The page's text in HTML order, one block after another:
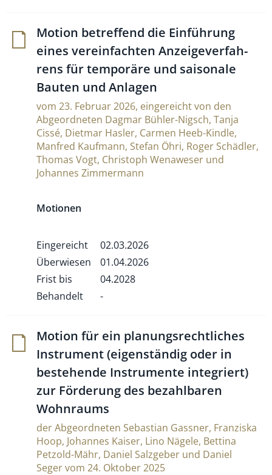
Motion betref­fend die Ein­füh­rung
eines verein­fachten Anzei­ge­ver­fah­
rens für tem­po­räre und sai­so­nale
Bauten und Anlagen
vom 23. Februar 2026, eingereicht von den
Abgeordneten Dagmar Bühler-Nigsch, Tanja
Cissé, Dietmar Hasler, Carmen Heeb-Kindle,
Manfred Kaufmann, Stefan Öhri, Roger Schädler,
Thomas Vogt, Christoph Wenaweser und
Johannes Zimmermann
Motionen
Eingereicht
02.03.2026
Überwiesen
01.04.2026
Frist bis
04.2028
Behandelt
-
Motion für ein pla­nungs­recht­li­ches
Instru­ment (eigen­ständig oder in
beste­hende Instru­mente inte­griert)
zur För­de­rung des bezahl­baren
Wohnraums
der Abgeordneten Sebastian Gassner, Franziska
Hoop, Johannes Kaiser, Lino Nägele, Bettina
Petzold-Mähr, Daniel Salzgeber und Daniel
Seger vom 24. Oktober 2025